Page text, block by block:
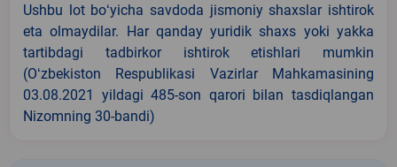
Ushbu lot boʻyicha savdoda jismoniy shaxslar ishtirok
eta olmaydilar. Har qanday yuridik shaxs yoki yakka
tartibdagi tadbirkor ishtirok etishlari mumkin
(Oʻzbekiston Respublikasi Vazirlar Mahkamasining
03.08.2021 yildagi 485-son qarori bilan tasdiqlangan
Nizomning 30-bandi)